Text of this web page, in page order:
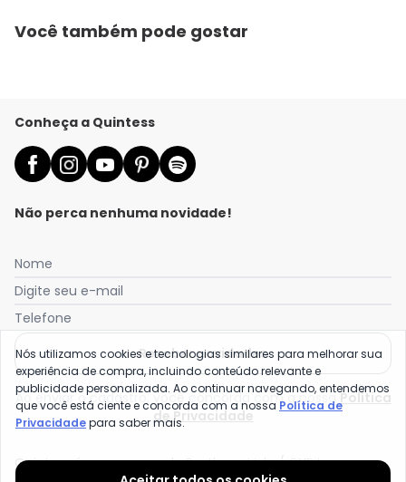
Você também pode gostar
Conheça a Quintess
Não perca nenhuma novidade!
Nome
Digite seu e-mail
Telefone
Receber novidades
Ao enviar o cadastro, você concorda com a nossa Política
de Privacidade
Quintess é uma marca da Posthaus Ltda / CNPJ:
Nós utilizamos cookies e tecnologias similares para melhorar sua
experiência de compra, incluindo conteúdo relevante e
publicidade personalizada. Ao continuar navegando, entendemos
que você está ciente e concorda com a nossa Política de
Privacidadepara saber mais.